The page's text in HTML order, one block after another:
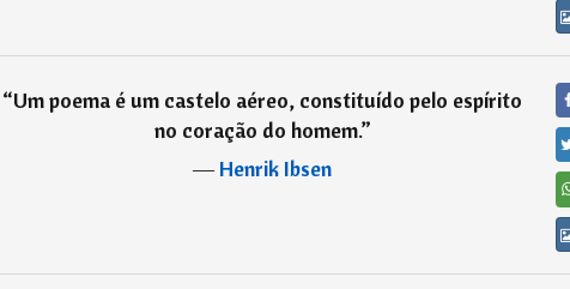
“Um poema é um castelo aéreo, constituído pelo espírito
no coração do homem.”
―Henrik Ibsen